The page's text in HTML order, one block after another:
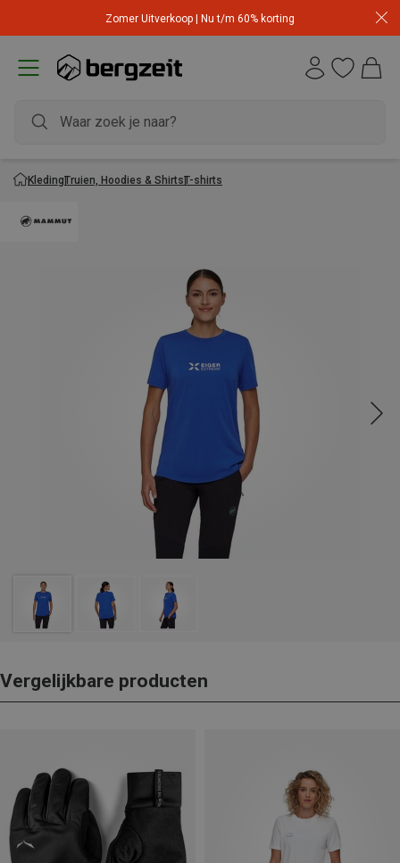
Zomer Uitverkoop | Nu t/m 60% korting
KledingTruien, Hoodies & ShirtsT-shirts
Vergelijkbare producten